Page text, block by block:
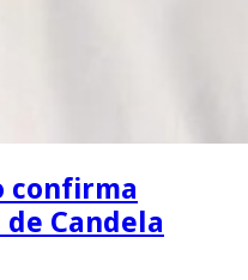
confirma
Candela